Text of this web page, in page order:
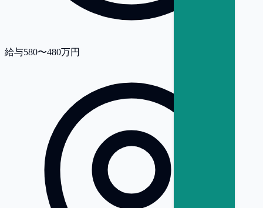
給与580〜480万円